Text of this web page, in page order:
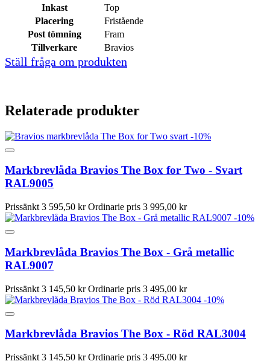
Inkast
Top
Placering
Fristående
Post tömning
Fram
Tillverkare
Bravios
Ställ fråga om produkten
Relaterade produkter
-10%
Markbrevlåda Bravios The Box for Two - Svart
RAL9005
Prissänkt 3 595,50 kr Ordinarie pris 3 995,00 kr
-10%
Markbrevlåda Bravios The Box - Grå metallic
RAL9007
Prissänkt 3 145,50 kr Ordinarie pris 3 495,00 kr
-10%
Markbrevlåda Bravios The Box - Röd RAL3004
Prissänkt 3 145,50 kr Ordinarie pris 3 495,00 kr